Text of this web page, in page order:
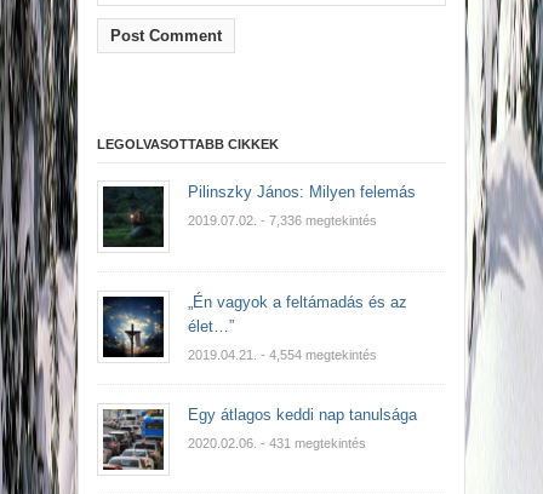
LEGOLVASOTTABB CIKKEK
Pilinszky János: Milyen felemás
2019.07.02. - 7,336 megtekintés
„Én vagyok a feltámadás és az
élet…”
2019.04.21. - 4,554 megtekintés
Egy átlagos keddi nap tanulsága
2020.02.06. - 431 megtekintés